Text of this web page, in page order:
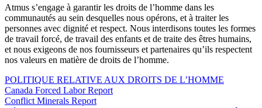
Atmus s’engage à garantir les droits de l’homme dans les
communautés au sein desquelles nous opérons, et à traiter les
personnes avec dignité et respect. Nous interdisons toutes les formes
de travail forcé, de travail des enfants et de traite des êtres humains,
et nous exigeons de nos fournisseurs et partenaires qu’ils respectent
nos valeurs en matière de droits de l’homme.
POLITIQUE RELATIVE AUX DROITS DE L’HOMME
Canada Forced Labor Report
Conflict Minerals Report